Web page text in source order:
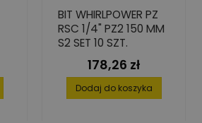
BIT WHIRLPOWER PZ
RSC 1/4" PZ2 150 MM
S2 SET 10 SZT.
Cena
178,26 zł
Dodaj do koszyka